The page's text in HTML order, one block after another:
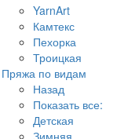
YarnArt
Камтекс
Пехорка
Троицкая
Пряжа по видам
Назад
Показать все:
Детская
Зимняя